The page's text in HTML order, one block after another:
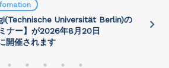
Universität Berlin)の
ナー】が2026年8⽉20⽇
開催されます